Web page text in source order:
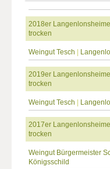
2018er
trocken
Weingut Tesch
2019er
trocken
Weingut Tesch
2017er
trocken
Weingut Bürgermeister
Königsschild